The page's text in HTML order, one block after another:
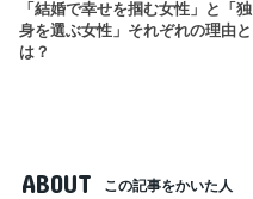
「結婚で幸せを掴む女性」と「独
身を選ぶ女性」それぞれの理由と
は？
ABOUT この記事をかいた人